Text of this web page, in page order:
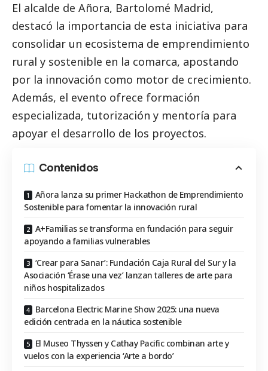
El alcalde de Añora, Bartolomé Madrid,
destacó la importancia de esta iniciativa para
consolidar un ecosistema de emprendimiento
rural y sostenible en la comarca, apostando
por la innovación como motor de crecimiento.
Además, el evento ofrece formación
especializada, tutorización y mentoría para
apoyar el desarrollo de los proyectos.
Contenidos
Añora lanza su primer Hackathon de Emprendimiento
Sostenible para fomentar la innovación rural
A+Familias se transforma en fundación para seguir
apoyando a familias vulnerables
‘Crear para Sanar’: Fundación Caja Rural del Sur y la
Asociación ‘Érase una vez’ lanzan talleres de arte para
niños hospitalizados
Barcelona Electric Marine Show 2025: una nueva
edición centrada en la náutica sostenible
El Museo Thyssen y Cathay Pacific combinan arte y
vuelos con la experiencia ‘Arte a bordo’